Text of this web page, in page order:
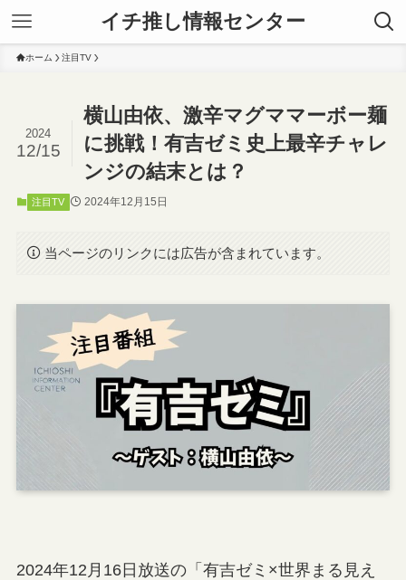
イチ推し情報センター
ホーム 注目TV
横山由依、激辛マグママーボー麺
に挑戦！有吉ゼミ史上最辛チャレ
ンジの結末とは？
2024
12/15
注目TV 2024年12月15日
当ページのリンクには広告が含まれています。
2024年12月16日放送の「有吉ゼミ×世界まる見え